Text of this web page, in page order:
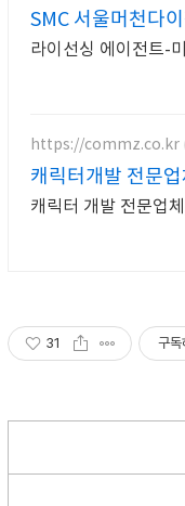
SMC 서울머천다
라이선싱 에이전트-
https://commz.co.kr
캐릭터개발 전문업
캐릭터 개발 전문업
31 구독